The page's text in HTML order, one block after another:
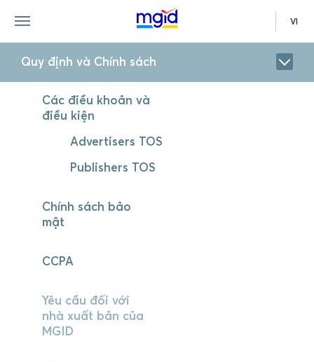
VI
Quy định và Chính sách
Các điều khoản và
điều kiện
Advertisers TOS
Publishers TOS
Chính sách bảo
mật
CCPA
Yêu cầu đối với
nhà xuất bản của
MGID